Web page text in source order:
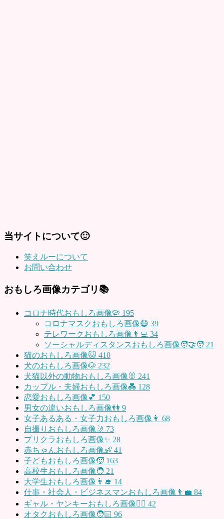
当サイトについて🙂
笑えルーについて
お問い合わせ
おもしろ画像カテゴリ📚
コロナ時代おもしろ画像🦠 195
コロナマスクおもしろ画像😷 39
テレワークおもしろ画像👨‍💻 34
ソーシャルディスタンスおもしろ画像🧑‍🤝‍🧑 21
猫のおもしろ画像🐱 410
犬のおもしろ画像🐶 232
犬猫以外の動物おもしろ画像🐰 241
カップル・夫婦おもしろ画像💑 128
恋愛おもしろ画像💕 150
男女の違いおもしろ画像👫 9
女子あるある・女子力おもしろ画像👩 68
自撮りおもしろ画像🤳 73
プリクラおもしろ画像✨ 28
赤ちゃんおもしろ画像👶 41
子どもおもしろ画像🧒 163
高校生おもしろ画像🧑 21
大学生おもしろ画像👨‍🎓 14
仕事・社会人・ビジネスマンおもしろ画像👨‍💼 84
ギャル・ヤンキーおもしろ画像👱‍♀️ 42
オタクおもしろ画像🧑🏻 96